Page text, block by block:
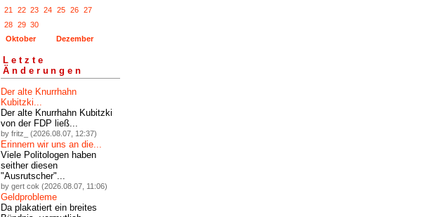
21
22 23 24 25 26
27
28
29 30
Oktober
Dezember
Letzte
Änderungen
Der alte Knurrhahn
Kubitzki...
Der alte Knurrhahn Kubitzki
von der FDP ließ...
by fritz_ (2026.08.07, 12:37)
Erinnern wir uns an die...
Viele Politologen haben
seither diesen
"Ausrutscher"...
by gert cok (2026.08.07, 11:06)
Geldprobleme
Da plakatiert ein breites